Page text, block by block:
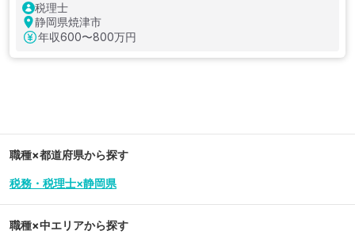
税理士
静岡県焼津市
年収600〜800万円
職種×都道府県から探す
税務・税理士×静岡県
職種×中エリアから探す